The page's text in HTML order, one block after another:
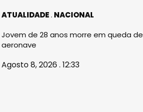
ATUALIDADE NACIONAL
Jovem de 28 anos morre em queda de
aeronave
Agosto 8, 2026 . 12:33